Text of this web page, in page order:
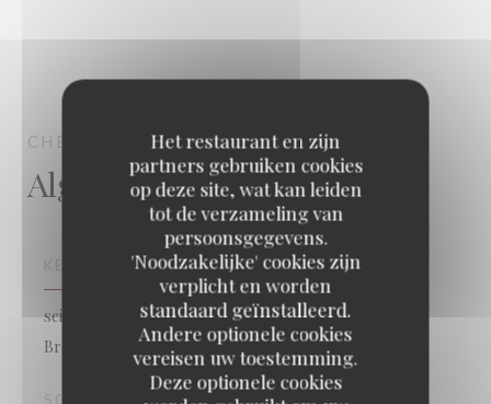
Het restaurant en zijn
partners gebruiken cookies
op deze site, wat kan leiden
tot de verzameling van
persoonsgegevens.
'Noodzakelijke' cookies zijn
verplicht en worden
standaard geïnstalleerd.
Andere optionele cookies
vereisen uw toestemming.
Deze optionele cookies
CHEZ SOJE BISTROTBRUXELLES
Algemene informatie
KEUKEN
seizoensgebonden gerechten, Frans, Belgisch,
Brouwerij, Traditionele keuken
SOORT BEDRIJF